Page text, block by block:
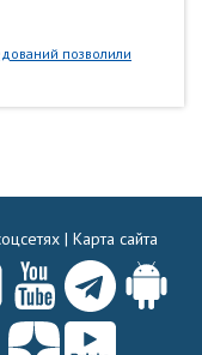
позволили
| Карта сайта